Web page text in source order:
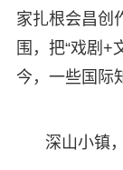
家扎根会昌创
围，把“戏剧+
今，一些国际
深山小镇